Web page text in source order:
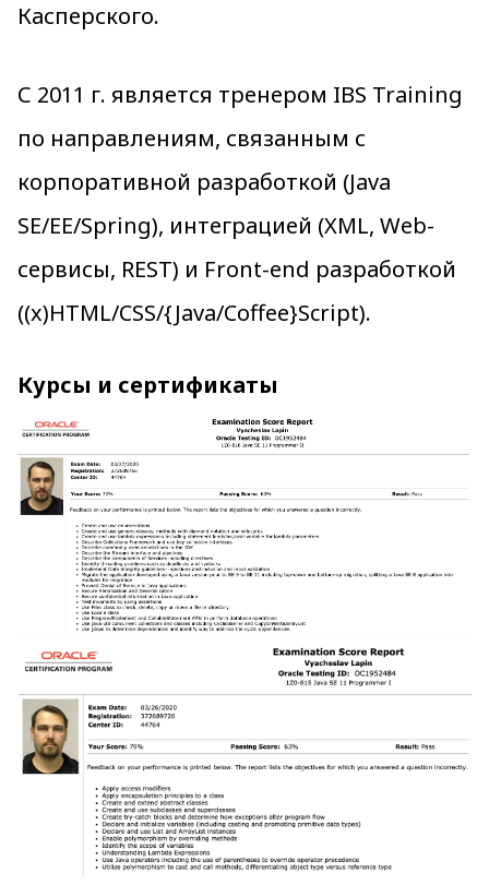
Касперского.
С 2011 г. является тренером IBS Training
по направлениям, связанным с
корпоративной разработкой (Java
SE/EE/Spring), интеграцией (XML, Web-
сервисы, REST) и Front-end разработкой
((x)HTML/CSS/{Java/Coffee}Script).
Курсы и сертификаты